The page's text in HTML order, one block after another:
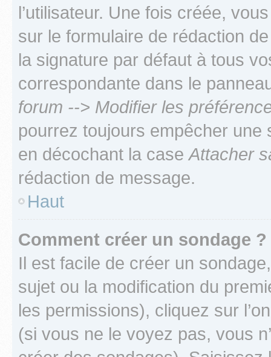
l’utilisateur. Une fois créée,
sur le formulaire de rédaction
la signature par défaut à tous
correspondante dans le
forum --> Modifier les
pourrez toujours empêcher une
en décochant la caseAttacher
rédaction de message.
Haut
Comment créer un sondage ?
Il est facile de créer un
sujet ou la modification du
les permissions), cliquez sur
(si vous ne le voyez pas, vous